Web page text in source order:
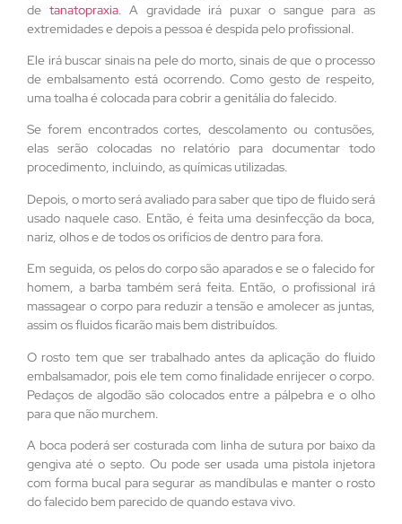
de tanatopraxia. A gravidade irá puxar o sangue para as
extremidades e depois a pessoa é despida pelo profissional.
Ele irá buscar sinais na pele do morto, sinais de que o processo
de embalsamento está ocorrendo. Como gesto de respeito,
uma toalha é colocada para cobrir a genitália do falecido.
Se forem encontrados cortes, descolamento ou contusões,
elas serão colocadas no relatório para documentar todo
procedimento, incluindo, as químicas utilizadas.
Depois, o morto será avaliado para saber que tipo de fluido será
usado naquele caso. Então, é feita uma desinfecção da boca,
nariz, olhos e de todos os orifícios de dentro para fora.
Em seguida, os pelos do corpo são aparados e se o falecido for
homem, a barba também será feita. Então, o profissional irá
massagear o corpo para reduzir a tensão e amolecer as juntas,
assim os fluidos ficarão mais bem distribuídos.
O rosto tem que ser trabalhado antes da aplicação do fluido
embalsamador, pois ele tem como finalidade enrijecer o corpo.
Pedaços de algodão são colocados entre a pálpebra e o olho
para que não murchem.
A boca poderá ser costurada com linha de sutura por baixo da
gengiva até o septo. Ou pode ser usada uma pistola injetora
com forma bucal para segurar as mandíbulas e manter o rosto
do falecido bem parecido de quando estava vivo.